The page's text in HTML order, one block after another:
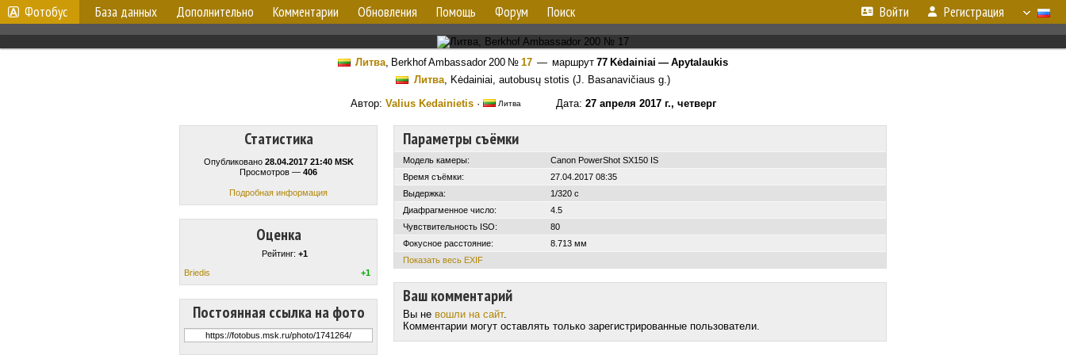
Фотобус База данных Дополнительно Комментарии Обновления Помощь Форум Поиск Войти Регистрация
Литва, Berkhof Ambassador 200 № 17 — маршрут 77 Kėdainiai — Apytalaukis
Литва, Kėdainiai, autobusų stotis (J. Basanavičiaus g.)
Автор: Valius Kedainietis· ЛитваДата: 27 апреля 2017 г., четверг
Статистика
Опубликовано 28.04.2017 21:40 MSK
Просмотров — 406
Подробная информация
Оценка
Рейтинг: +1
Briedis
+1
Постоянная ссылка на фото
Параметры съёмки
Модель камеры:
Canon PowerShot SX150 IS
Время съёмки:
27.04.2017 08:35
Выдержка:
1/320 с
Диафрагменное число:
4.5
Чувствительность ISO:
80
Фокусное расстояние:
8.713 мм
Показать весь EXIF
Ваш комментарий
Вы не вошли на сайт.
Комментарии могут оставлять только зарегистрированные пользователи.